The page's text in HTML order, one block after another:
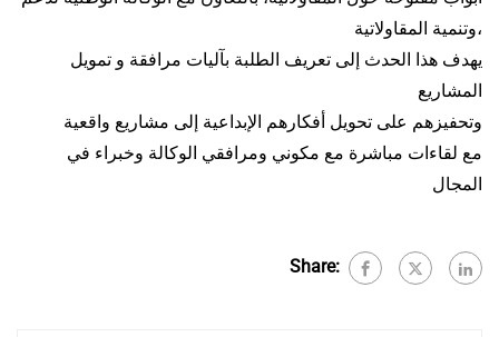
وتنمية المقاولاتية،
المشاريع
وتحفيزهم على تحويل أفكارهم الإبداعية إلى مشاريع واقعية
المجال
Share: